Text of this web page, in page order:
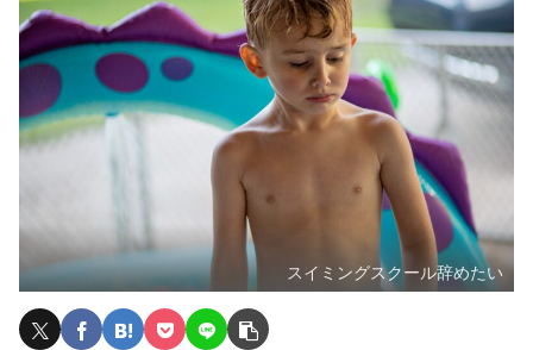
スイミングスクール辞めたい